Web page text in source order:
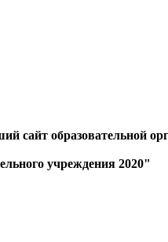
сайт образовательной
учреждения 2020"